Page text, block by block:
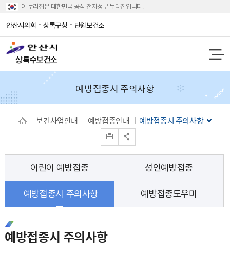
이 누리집은 대한민국 공식 전자정부 누리집입니다.
안산시의회 상록구청 단원보건소
상록수보건소
예방접종시 주의사항
보건사업안내 예방접종안내 예방접종시 주의사항
어린이 예방접종 성인예방접종
예방접종시 주의사항 예방접종도우미
예방접종시 주의사항